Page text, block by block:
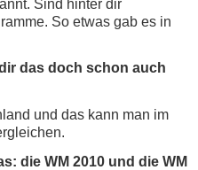
Sind hinter dir
So etwas gab es in
das doch schon auch
und das kann man im
die WM 2010 und die WM